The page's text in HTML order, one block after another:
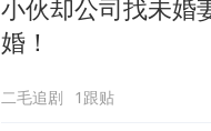
小伙却公司找未婚
婚！
二毛追剧 1跟贴